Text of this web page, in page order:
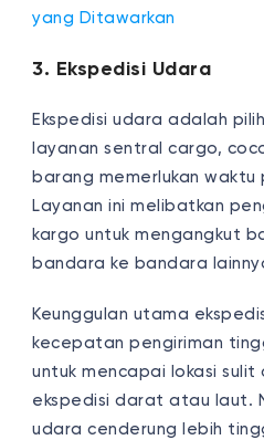
yang Ditawarkan
3. Ekspedisi Udara
Ekspedisi udara adalah
layanan sentral cargo,
barang memerlukan
Layanan ini melibatkan
kargo untuk mengangkut
bandara ke bandara
Keunggulan utama
kecepatan pengiriman
untuk mencapai lokasi sulit
ekspedisi darat atau laut.
udara cenderung lebih